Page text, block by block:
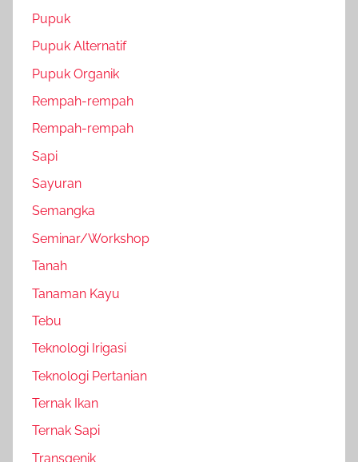
Pupuk
Pupuk Alternatif
Pupuk Organik
Rempah-rempah
Rempah-rempah
Sapi
Sayuran
Semangka
Seminar/Workshop
Tanah
Tanaman Kayu
Tebu
Teknologi Irigasi
Teknologi Pertanian
Ternak Ikan
Ternak Sapi
Transgenik